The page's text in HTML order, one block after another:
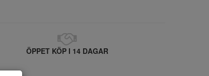
ÖPPET KÖP I 14 DAGAR